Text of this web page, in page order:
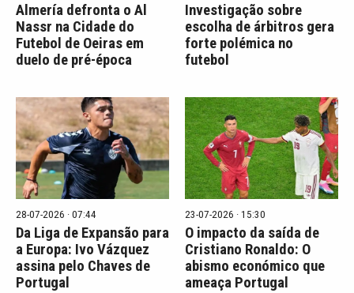
Almería defronta o Al
Nassr na Cidade do
Futebol de Oeiras em
duelo de pré-época
Investigação sobre
escolha de árbitros gera
forte polémica no
futebol
28-07-2026 · 07:44
Da Liga de Expansão para
a Europa: Ivo Vázquez
assina pelo Chaves de
Portugal
23-07-2026 · 15:30
O impacto da saída de
Cristiano Ronaldo: O
abismo económico que
ameaça Portugal